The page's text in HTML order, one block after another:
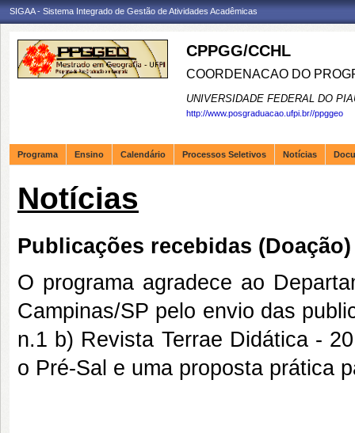
SIGAA - Sistema Integrado de Gestão de Atividades Acadêmicas
CPPGG/CCHL
COORDENACAO DO
UNIVERSIDADE FEDERAL DO
http://www.posgraduacao.ufpi.br//ppggeo
Programa Ensino Calendário Processos Seletivos Notícias
Notícias
Publicações recebidas (Doação)
O programa agradece ao
Campinas/SP pelo envio das
n.1 b) Revista Terrae Didática -
o Pré-Sal e uma proposta prática